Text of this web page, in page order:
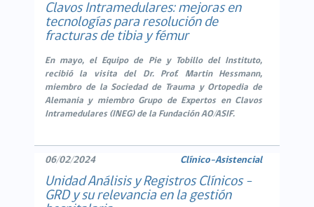
Clavos Intramedulares: mejoras en
tecnologías para resolución de
fracturas de tibia y fémur
En mayo, el Equipo de Pie y Tobillo del Instituto,
recibió la visita del Dr. Prof. Martin Hessmann,
miembro de la Sociedad de Trauma y Ortopedia de
Alemania y miembro Grupo de Expertos en Clavos
Intramedulares (INEG) de la Fundación AO/ASIF.
06/02/2024 Clínico-Asistencial
Unidad Análisis y Registros Clínicos -
GRD y su relevancia en la gestión